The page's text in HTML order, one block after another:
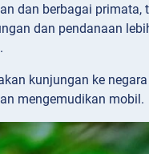
dan berbagai
dan pendanaan
kunjungan ke
mengemudikan mobil.